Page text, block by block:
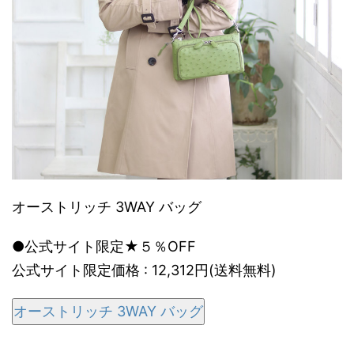
オーストリッチ 3WAY バッグ
●公式サイト限定★５％OFF
公式サイト限定価格 : 12,312円(送料無料)
オーストリッチ 3WAY バッグ